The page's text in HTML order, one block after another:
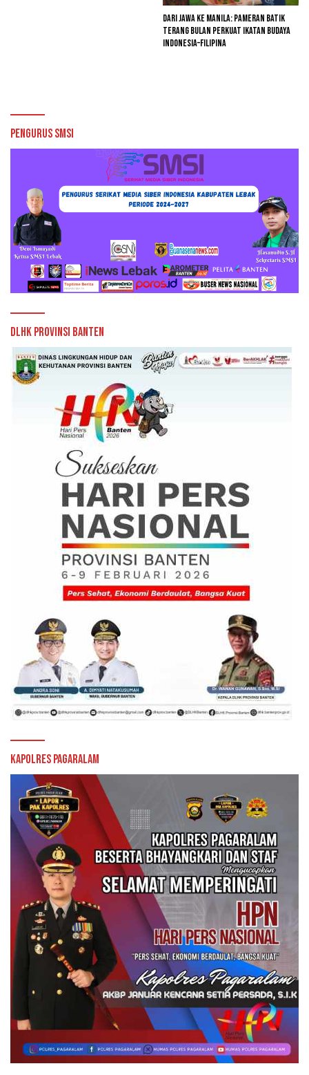
Dari Jawa ke Manila: Pameran Batik
Terang Bulan Perkuat Ikatan Budaya
Indonesia–Filipina
Pengurus SMSI
DLHK Provinsi Banten
Kapolres Pagaralam